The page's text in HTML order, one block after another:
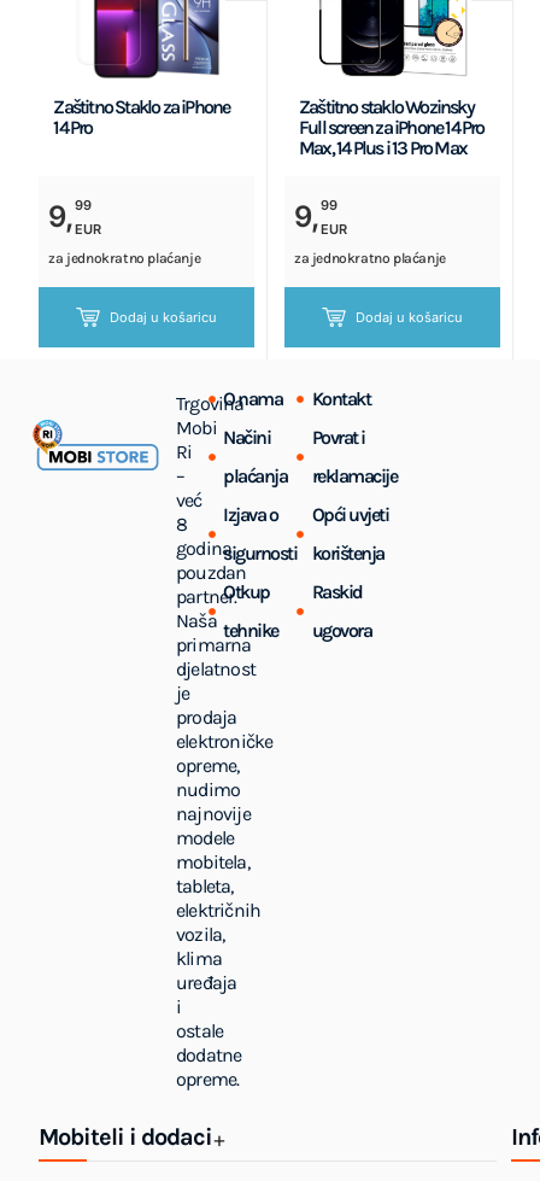
Zaštitno Staklo za iPhone
14 Pro
9,99
EUR
za jednokratno plaćanje
Dodaj u košaricu
Zaštitno staklo Wozinsky
Full screen za iPhone 14 Pro
Max, 14 Plus i 13 Pro Max
9,99
EUR
za jednokratno plaćanje
Dodaj u košaricu
Trgovina
Mobi
Ri
–
već
8
godina
pouzdan
partner.
Naša
primarna
djelatnost
je
prodaja
elektroničke
opreme,
nudimo
najnovije
modele
mobitela,
tableta,
električnih
vozila,
klima
uređaja
i
ostale
dodatne
opreme.
O nama
Kontakt
Načini
plaćanja
Povrat i
reklamacije
Izjava o
sigurnosti
Opći uvjeti
korištenja
Otkup
tehnike
Raskid
ugovora
Mobiteli i dodaci+